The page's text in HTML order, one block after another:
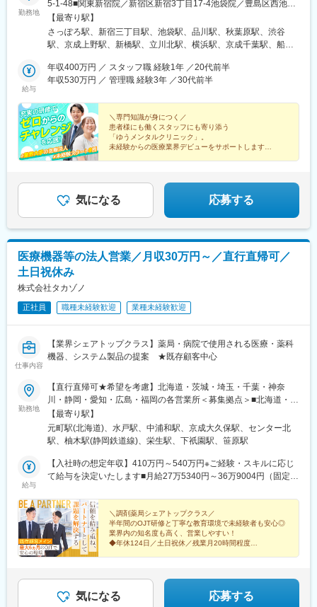
勤務地
5-1-48■関東新宿院／新宿区新宿3丁目17-4池袋院／豊島区西池袋
1-15-9品川院／港区港南2-3-1秋葉原院／千代田区神田佐久間町1-
13渋谷院／渋谷区道玄坂1-3-1 ※26年11月リニューアル予定（勤
務開始は10月中旬から）上野院／台東区上野6-16-16新橋院／港
幸1-11-20千葉院／千葉市中央区富士見2-2-3船橋院／船橋市本町7
丁目1-1 ※26年10月開院予定（勤務開始は9月中旬から）大宮院
10-1神戸三宮院／神戸市中央区琴ノ緒町5-4-8京都院／京都市下京
区塩小路通烏丸西入東塩小路町614
【最寄り駅】
さっぽろ駅、新宿三丁目駅、池袋駅、品川駅、秋葉原駅、渋谷
駅、京成上野駅、新橋駅、立川北駅、横浜駅、京成千葉駅、船橋
幌駅、新宿駅(東京メトロ)、高輪ゲートウェイ駅、岩本町駅、神泉
駅、上野駅、汐留駅、立川駅、栄町駅(千葉県)、京成船橋駅、北新
上野御徒町駅、内幸町駅、立川南駅、千葉駅、東海神駅、東梅田
駅、神戸三宮駅(阪神)
給与
年収400万円 ／ スタッフ職 経験1年 ／20代前半
年収530万円 ／ 管理職 経験3年 ／30代前半
＼専門知識が身につく／
患者様にも働くスタッフにも寄り添う
「ゆうメンタルクリニック」。
未経験からの医療業界デビューをサポートします！
◆20代～30代中心に活躍中
◇1年目から年収400万円も！
気になる 応募する
医療機器等の法人営業／月収30万円～／直行直帰可／
土日祝休み
株式会社タカゾノ
正社員 職種未経験歓迎 業種未経験歓迎
仕事内容
【業界シェアトップクラス】薬局・病院で使用される医療・薬科
機器、システム製品の提案 ★既存顧客中心
勤務地
【直行直帰可★希望を考慮】北海道・茨城・埼玉・千葉・神奈
川・静岡・愛知・広島・福岡の各営業所＜募集拠点＞■北海道・東
北…北海道■関東…茨城・埼玉・千葉・神奈川■東海…静岡・愛知
■中国…広島■九州…福岡※U・Iターン支援あり！遠方の場合、一
部面接交通費支給（役員面接時）※受動喫煙対策：あり（就業時間
ください。
【最寄り駅】
元町駅(北海道)、水戸駅、中浦和駅、京成大久保駅、センター北
駅、柚木駅(静岡鉄道線)、栄生駅、下祇園駅、笹原駅
給与
【入社時の想定年収】410万円～540万円※ご経験・スキルに応じ
て給与を決定いたします■月給27万5340円～36万9004円（固定残
分を、月3万7220円～月4万9880円支給※上記を超える時間外労働
分は追加で支給※ご経験・スキルに応じて給与を決定いたします
【経験に応じた月給モデル】・月給28万円（26歳／業界未経験
者）・月給30万円（28歳／業界経験者）【先輩たちの年収例】・
年収500万円（33歳／入社4年目）・年収450万円（28歳／入社3
＼調剤薬局シェアトップクラス／
半年間のOJT研修と丁寧な教育環境で未経験者も安心◎
業界内の知名度も高く、営業しやすい！
◆年休124日／土日祝休／残業月20時間程度
気になる 応募する